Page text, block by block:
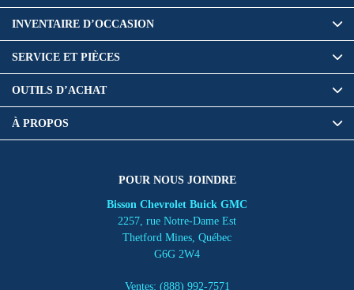
POUR NOUS JOINDRE
Bisson Chevrolet Buick GMC
2257, rue Notre-Dame Est
Thetford Mines Québec
G6G 2W4
Ventes: (888) 992-7571
INVENTAIRE D’OCCASION
SERVICE ET PIÈCES
OUTILS D’ACHAT
À PROPOS